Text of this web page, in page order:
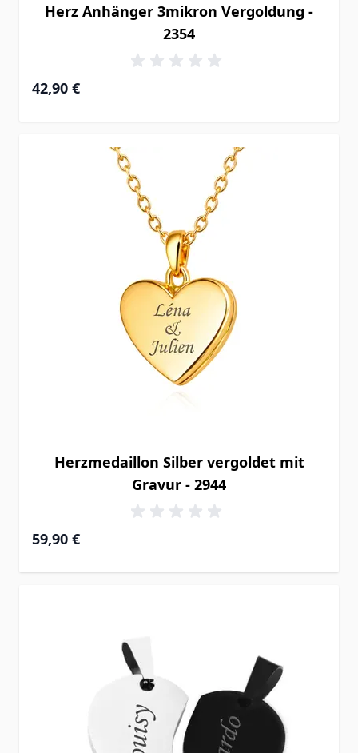
Herz Anhänger 3mikron Vergoldung -
2354
42,90 €
Herzmedaillon Silber vergoldet mit
Gravur - 2944
59,90 €